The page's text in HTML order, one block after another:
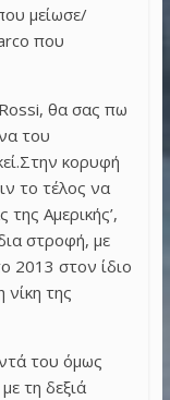
μείωσε/
που
θα σας πω
του
κορυφή
το τέλος να
της Αμερικής’,
στροφή, με
2013 στον ίδιο
της
του όμως
τη δεξιά